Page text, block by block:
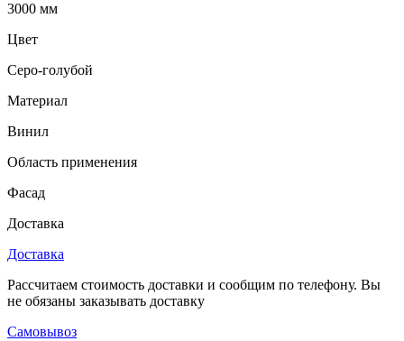
3000 мм
Цвет
Серо-голубой
Материал
Винил
Область применения
Фасад
Доставка
Доставка
Рассчитаем стоимость доставки и сообщим по телефону. Вы
не обязаны заказывать доставку
Самовывоз